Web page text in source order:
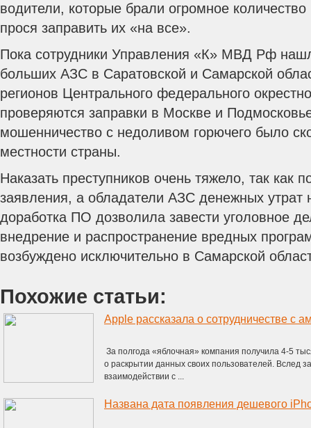
водители, которые брали огромное
прося заправить их «на все».
Пока сотрудники Управления «К» МВД Рф
больших АЗС в Саратовской и Самарской
регионов Центрального федерального
проверяются заправки в Москве и
мошенничество с недоливом горючего было
местности страны.
Наказать преступников очень тяжело, так как
заявления, а обладатели АЗС денежных утрат
доработка ПО дозволила завести уголовное
внедрение и распространение вредных
возбуждено исключительно в Самарской
Похожие статьи:
Apple рассказала о сотрудничестве с
За полгода «яблочная» компания получила 4-5
о раскрытии данных своих пользователей. Вслед
взаимодействии с ...
Названа дата появления дешевого